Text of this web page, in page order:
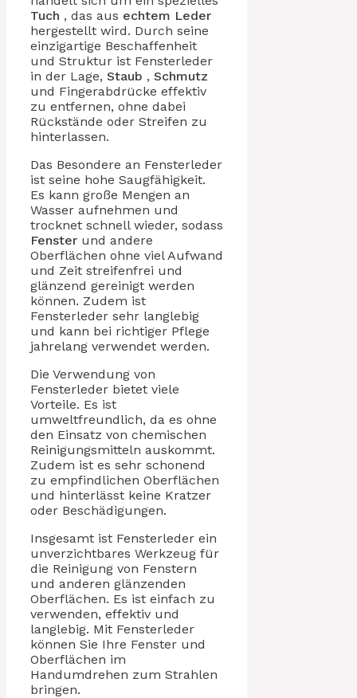
Tuch , das aus echtem Leder
hergestellt wird. Durch seine
einzigartige Beschaffenheit
und Struktur ist Fensterleder
in der Lage, Staub , Schmutz
und Fingerabdrücke effektiv
zu entfernen, ohne dabei
Rückstände oder Streifen zu
hinterlassen.
Das Besondere an Fensterleder
ist seine hohe Saugfähigkeit.
Es kann große Mengen an
Wasser aufnehmen und
trocknet schnell wieder, sodass
Fenster und andere
Oberflächen ohne viel Aufwand
und Zeit streifenfrei und
glänzend gereinigt werden
können. Zudem ist
Fensterleder sehr langlebig
und kann bei richtiger Pflege
jahrelang verwendet werden.
Die Verwendung von
Fensterleder bietet viele
Vorteile. Es ist
umweltfreundlich, da es ohne
den Einsatz von chemischen
Reinigungsmitteln auskommt.
Zudem ist es sehr schonend
zu empfindlichen Oberflächen
und hinterlässt keine Kratzer
oder Beschädigungen.
Insgesamt ist Fensterleder ein
unverzichtbares Werkzeug für
die Reinigung von Fenstern
und anderen glänzenden
Oberflächen. Es ist einfach zu
verwenden, effektiv und
langlebig. Mit Fensterleder
können Sie Ihre Fenster und
Oberflächen im
Handumdrehen zum Strahlen
bringen.